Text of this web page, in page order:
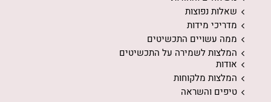
שאלות נפוצות
מדריכי מידות
ממה עשויים התכשיטים
המלצות לשמירה על התכשיטים
אודות
המלצות מלקוחות
טיפים והשראה